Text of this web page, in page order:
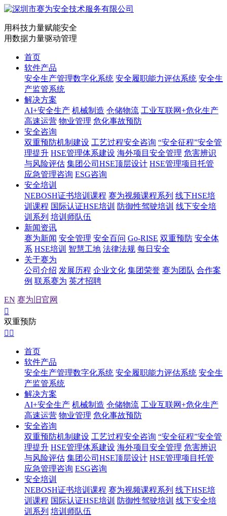
用科技力量赋能安全
用数据力量驱动管理
首页
软件产品
安全生产管理数字化系统 安全履职能力评估系统 安全生
产监管系统
解决方案
AI+安全生产 机械制造 仓储物流 工业互联网+危化生产
高速运营 物业管理 危化事故预防
安全咨询
双重预防机制建设 工艺过程安全咨询 “安全征程”安全管
理提升 HSE管理体系建设 海外项目安全管理 危害辨识
与风险评估 集团公司HSE顶层设计 HSE管理项目托管
应急管理咨询 ESG咨询
安全培训
NEBOSH证书培训课程 赛为视频课程系列 线下HSE培
训课程 国际认证HSE培训 防御性驾驶培训 线下安全培
训系列 培训师队伍
新闻资讯
赛为新闻 安全管理 安全百问 Go-RISE 双重预防 安全体
系 HSE培训 智慧工地 法律法规 每日安全
关于赛为
公司介绍 发展历程 企业文化 集团荣誉 赛为团队 合作案
例 联系赛为 英才招聘
EN 赛为旧官网

双重预防
 
首页
软件产品
安全生产管理数字化系统 安全履职能力评估系统 安全生
产监管系统
解决方案
AI+安全生产 机械制造 仓储物流 工业互联网+危化生产
高速运营 物业管理 危化事故预防
安全咨询
双重预防机制建设 工艺过程安全咨询 “安全征程”安全管
理提升 HSE管理体系建设 海外项目安全管理 危害辨识
与风险评估 集团公司HSE顶层设计 HSE管理项目托管
应急管理咨询 ESG咨询
安全培训
NEBOSH证书培训课程 赛为视频课程系列 线下HSE培
训课程 国际认证HSE培训 防御性驾驶培训 线下安全培
训系列 培训师队伍